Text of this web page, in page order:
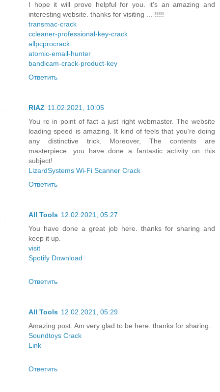
I hope it will prove helpful for you. it's an amazing and
interesting website. thanks for visiting ... !!!!!
transmac-crack
ccleaner-professional-key-crack
allpcprocrack
atomic-email-hunter
bandicam-crack-product-key
Ответить
RIAZ 11.02.2021, 10:05
You re in point of fact a just right webmaster. The website
loading speed is amazing. It kind of feels that you're doing
any distinctive trick. Moreover, The contents are
masterpiece. you have done a fantastic activity on this
subject!
LizardSystems Wi-Fi Scanner Crack
Ответить
All Tools 12.02.2021, 05:27
You have done a great job here. thanks for sharing and
keep it up.
visit
Spotify Download
Ответить
All Tools 12.02.2021, 05:29
Amazing post. Am very glad to be here. thanks for sharing.
Soundtoys Crack
Link
Ответить